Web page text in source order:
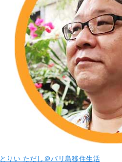
とりい ただし＠バリ島移住生活